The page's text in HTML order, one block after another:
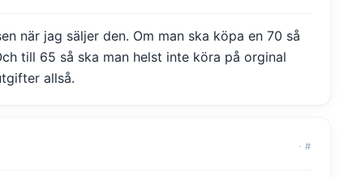
när jag säljer den. Om man ska köpa en 70 så
till 65 så ska man helst inte köra på orginal
allså.
· #